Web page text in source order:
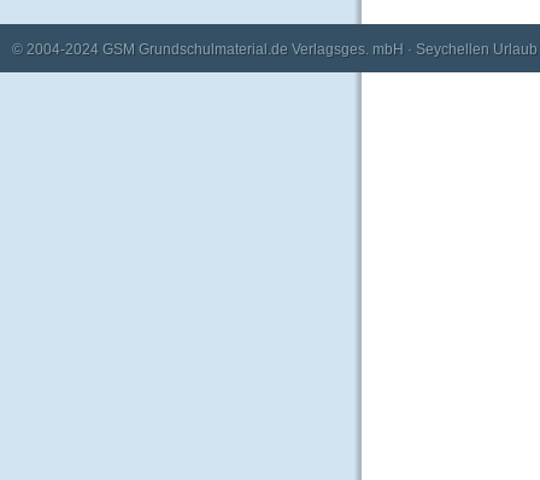
© 2004-2024 GSM Grundschulmaterial.de Verlagsges. mbH · Seychellen Urlaub